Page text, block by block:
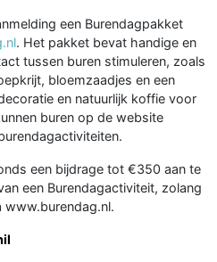
een Burendagpakket
. Het pakket bevat handige en
tussen buren stimuleren, zoals
bloemzaadjes en een
en natuurlijk koffie voor
buren op de website
een bijdrage tot €350 aan te
een Burendagactiviteit, zolang